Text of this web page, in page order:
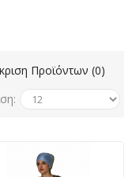
Προϊόντων (0)